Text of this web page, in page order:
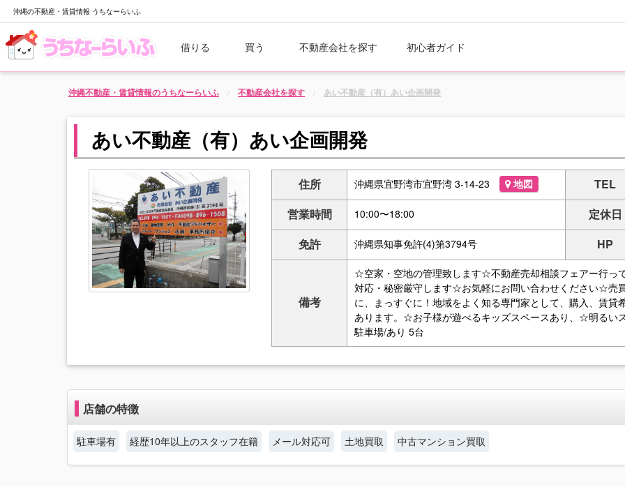
沖縄の不動産・賃貸情報 うちなーらいふ
借りる 買う 不動産会社を探す 初心者ガイド
沖縄不動産・賃貸情報のうちなーらいふ 不動産会社を探す あい不動産（有）あい企画開発
あい不動産（有）あい企画開発
住所 沖縄県宜野湾市宜野湾 3-14-23 地図
TEL
営業時間
10:00〜18:00
定休日
免許
沖縄県知事免許(4)第3794号 HP
備考
☆空家・空地の管理致します☆不動産売却相談フェアー行っ
対応・秘密厳守します☆お気軽にお問い合わせください☆売
に、まっすぐに！地域をよく知る専門家として、購入、賃
あります。☆お子様が遊べるキッズスペースあり、☆明るい
駐車場/あり 5台
店舗の特徴
駐車場有 経歴10年以上のスタッフ在籍 メール対応可 土地買取 中古マンション買取